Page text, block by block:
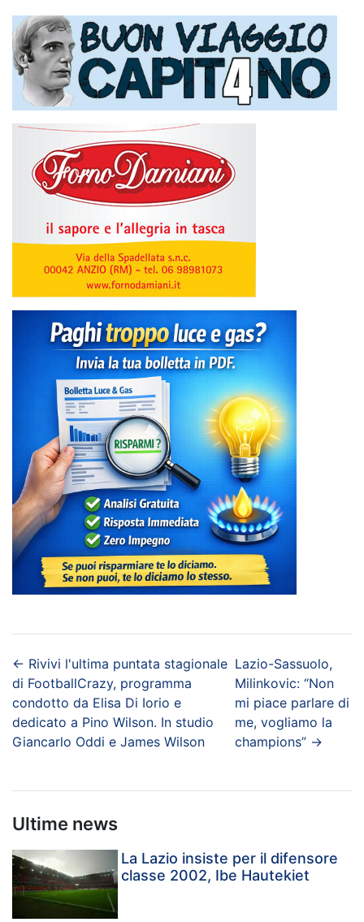
← Rivivi l'ultima puntata stagionale
di FootballCrazy, programma
condotto da Elisa Di Iorio e
dedicato a Pino Wilson. In studio
Giancarlo Oddi e James Wilson
Lazio-Sassuolo,
Milinkovic: “Non
mi piace parlare di
me, vogliamo la
champions”→
Ultime news
La Lazio insiste per il difensore
classe 2002, Ibe Hautekiet